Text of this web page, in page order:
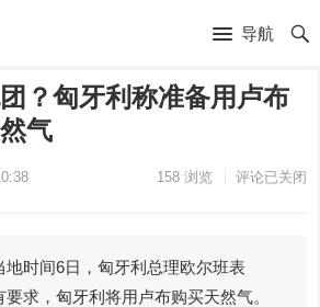
导航
？匈牙利称准备用卢布
气
158浏览 评论已关闭
地时间6日，匈牙利总理欧尔班表
求，匈牙利将用卢布购买天然气。